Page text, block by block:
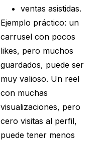
ventas asistidas.
Ejemplo práctico: un
carrusel con pocos
likes, pero muchos
guardados, puede ser
muy valioso. Un reel
con muchas
visualizaciones, pero
cero visitas al perfil,
puede tener menos